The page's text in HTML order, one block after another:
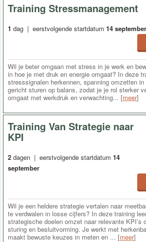
Training Stressmanagement
1 dag | eerstvolgende startdatum 14 september
Wil je beter omgaan met stress in je werk en
in hoe je met druk en energie omgaat? In deze
stresssignalen herkennen, spanning omzetten
gericht sturen op balans, zodat je je rol sterker
omgaat met werkdruk en verwachting... [meer]
Training Van Strategie naar
KPI
2 dagen | eerstvolgende startdatum 14
september
Wil je een heldere strategie vertalen naar
te verdwalen in losse cijfers? In deze training
strategische doelen omzet naar relevante KPI’s
sturing en besluitvorming. Je werkt met
maakt bewuste keuzes in meten en ... [meer]